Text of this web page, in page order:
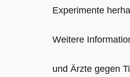
Experimente
Weitere
und Ärzte gegen